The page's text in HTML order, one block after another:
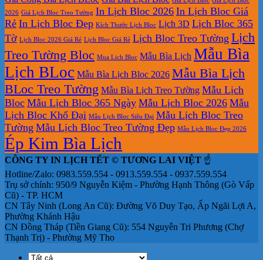
giá
rẻ
giữa
bộ
số
chỉ
in
lịch
tết
tại
tphcm
2026 Giá Lịch Bloc Treo Tường In Lịch Bloc 2026 In Lịch Bloc Giá
Rẻ In Lịch Bloc Đẹp Kích Thước Lịch Bloc Lịch 3D Lịch Bloc 365
Tờ Lịch Bloc 2026 Giá Rẻ Lịch Bloc Giá Rẻ Lịch Bloc Treo Tường Lịch
Treo Tường Bloc Mua Lich Bloc Mẫu Bìa Lịch Mẫu Bìa
Lịch BLoc Mẫu Bìa Lịch Bloc 2026 Mẫu Bìa Lịch
BLoc Treo Tường Mẫu Bìa Lịch Treo Tường Mẫu Lịch
Bloc Mẫu Lịch Bloc 365 Ngày Mẫu Lịch Bloc 2026 Mẫu
Lịch Bloc Khổ Đại Mẫu Lịch Bloc Siêu Đại Mẫu Lịch Bloc Treo
Tường Mẫu Lịch Bloc Treo Tường Đẹp Mẫu Lịch Bloc Đẹp 2026
Ép Kim Bìa Lịch
CÔNG TY IN LỊCH TẾT © TƯƠNG LAI VIỆT ☝️
Hotline/Zalo: 0983.559.554 - 0913.559.554 - 0937.559.554
Trụ sở chính: 950/9 Nguyễn Kiệm - Phường Hạnh Thông (Gò Vấp
Cũ) - TP. HCM
CN Tây Ninh (Long An Cũ): Đường Võ Duy Tạo, Ấp Ngãi Lợi A,
Phường Khánh Hậu
CN Đồng Tháp (Tiền Giang Cũ): 554 Nguyễn Tri Phương (Chợ
Thạnh Trị) - Phường Mỹ Tho